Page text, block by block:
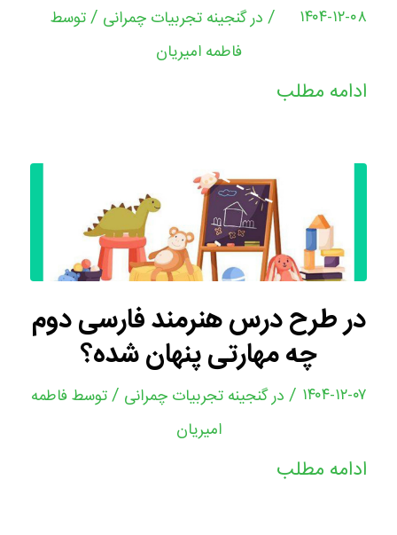
۱۴۰۴-۱۲-۰۸ / درگنجینه تجربیات چمرانی /توسط
فاطمه امیریان
ادامه مطلب
در طرح درس هنرمند فارسی دوم
چه مهارتی پنهان شده؟
۱۴۰۴-۱۲-۰۷ / درگنجینه تجربیات چمرانی /توسطفاطمه
امیریان
ادامه مطلب